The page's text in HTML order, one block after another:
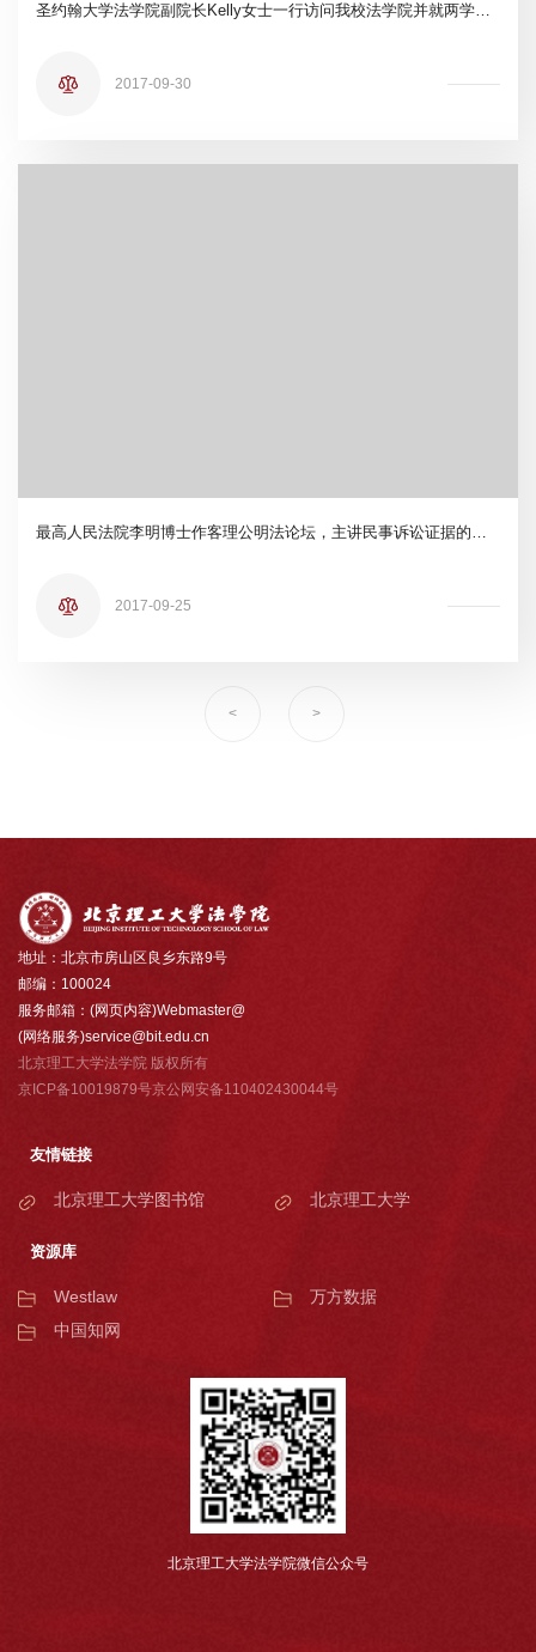
圣约翰大学法学院副院长Kelly女士一行访问我校法学院并就两学院全面深化合作进行会谈
2017-09-30
2017-09-25
< >
地址：北京市房山区良乡东路9号
邮编：100024
服务邮箱：(网页内容)Webmaster@
(网络服务)service@bit.edu.cn
北京理工大学法学院 版权所有
京ICP备10019879号京公网安备110402430044号
友情链接
北京理工大学图书馆 北京理工大学
资源库
Westlaw
万方数据
中国知网
北京理工大学法学院微信公众号